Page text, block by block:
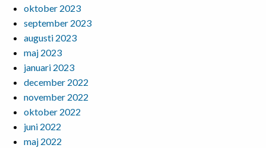
oktober 2023
september 2023
augusti 2023
maj 2023
januari 2023
december 2022
november 2022
oktober 2022
juni 2022
maj 2022